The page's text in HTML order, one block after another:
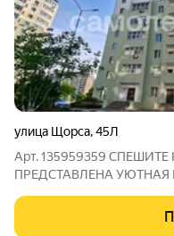
улица Щорса,45Л
Арт. 135959359
ПРЕДСТАВЛЕНА
ОТЛИЧНОЙ
КАК ДЛЯ ВАШЕГО